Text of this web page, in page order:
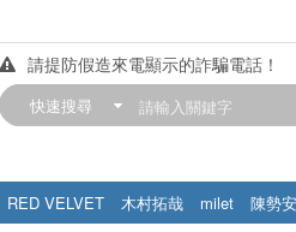
佳佳唱片
請提防假造來電顯示的詐騙電話！
【中華門市營業時間調整公告】
快速搜尋
RED VELVET 木村拓哉 milet
陳勢安